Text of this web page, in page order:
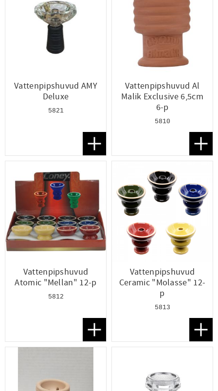
Vattenpipshuvud AMY
Deluxe
5821
Lägg till i favoriter
Vattenpipshuvud Al
Malik Exclusive 6,5cm
6-p
5810
Vattenpipshuvud
Atomic "Mellan" 12-p
5812
Lägg till i favoriter
Vattenpipshuvud
Ceramic "Molasse" 12-
p
5813